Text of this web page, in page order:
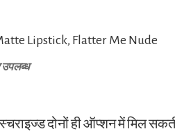
उपलब्ध
दोनों ही ऑप्शन में मिल